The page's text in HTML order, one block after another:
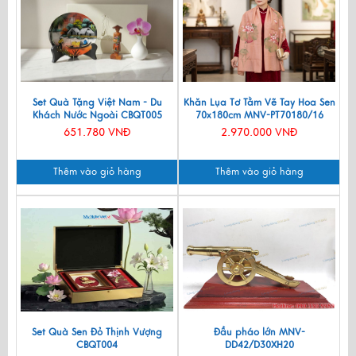
Set Quà Tặng Việt Nam - Du
Khách Nước Ngoài CBQT005
651.780 VNĐ
Thêm vào giỏ hàng
Khăn Lụa Tơ Tằm Vẽ Tay Hoa Sen
70x180cm MNV-PT70180/16
2.970.000 VNĐ
Thêm vào giỏ hàng
Set Quà Sen Đỏ Thịnh Vượng
CBQT004
Đầu pháo lớn MNV-
DD42/D30XH20